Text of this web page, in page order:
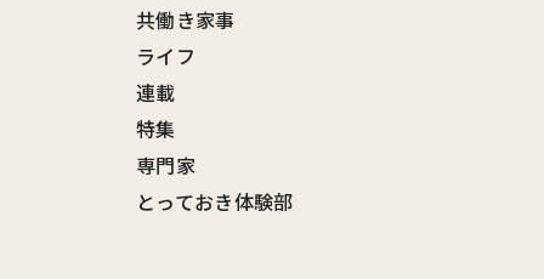
共働き家事
ライフ
連載
特集
専門家
とっておき体験部